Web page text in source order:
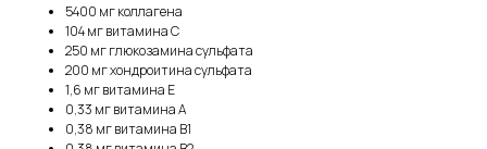
5400 мг коллагена
104 мг витамина С
250 мг глюкозамина сульфата
200 мг хондроитина сульфата
1,6 мг витамина Е
0,33 мг витамина А
0,38 мг витамина В1